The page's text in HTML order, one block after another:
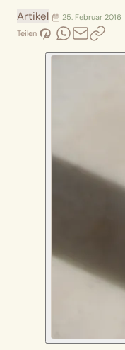
Artikel
25. Februar 2016
Teilen